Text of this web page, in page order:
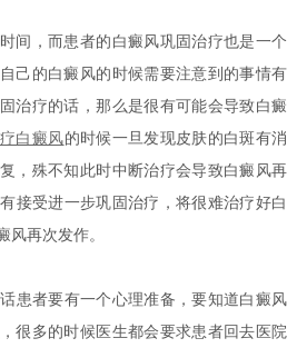
，而患者的白癜风巩固治疗也是一个
己的白癜风的时候需要注意到的事情有
治疗的话，那么是很有可能会导致白癜
白癜风的时候一旦发现皮肤的白斑有消
，殊不知此时中断治疗会导致白癜风再
接受进一步巩固治疗，将很难治疗好白
风再次发作。
患者要有一个心理准备，要知道白癜风
很多的时候医生都会要求患者回去医院